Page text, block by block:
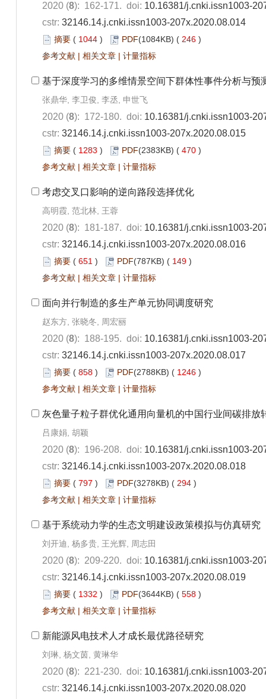
2020 (8): 162-171. doi: 10.16381/j.cnki.issn1003-
cstr: 32146.14.j.cnki.issn1003-207x.2020.08.014
摘要 ( 1044 ) PDF(1084KB) ( 246 )
参考文献 | 相关文章 | 计量指标
基于深度学习的多维情景空间下群体性事件分析与预
张鼎华, 李卫俊, 李丞, 申世飞
2020 (8): 172-180. doi: 10.16381/j.cnki.issn1003-
cstr: 32146.14.j.cnki.issn1003-207x.2020.08.015
摘要 ( 1283 ) PDF(2383KB) ( 470 )
参考文献 | 相关文章 | 计量指标
考虑交叉口影响的逆向路段选择优化
高明霞, 范北林, 王蓉
2020 (8): 181-187. doi: 10.16381/j.cnki.issn1003-
cstr: 32146.14.j.cnki.issn1003-207x.2020.08.016
摘要 ( 651 ) PDF(787KB) ( 149 )
参考文献 | 相关文章 | 计量指标
面向并行制造的多生产单元协同调度研究
赵东方, 张晓冬, 周宏丽
2020 (8): 188-195. doi: 10.16381/j.cnki.issn1003-
cstr: 32146.14.j.cnki.issn1003-207x.2020.08.017
摘要 ( 858 ) PDF(2788KB) ( 1246 )
参考文献 | 相关文章 | 计量指标
灰色量子粒子群优化通用向量机的中国行业间碳排放
吕康娟, 胡颖
2020 (8): 196-208. doi: 10.16381/j.cnki.issn1003-
cstr: 32146.14.j.cnki.issn1003-207x.2020.08.018
摘要 ( 797 ) PDF(3278KB) ( 294 )
参考文献 | 相关文章 | 计量指标
基于系统动力学的生态文明建设政策模拟与仿真研究
刘开迪, 杨多贵, 王光辉, 周志田
2020 (8): 209-220. doi: 10.16381/j.cnki.issn1003-
cstr: 32146.14.j.cnki.issn1003-207x.2020.08.019
摘要 ( 1332 ) PDF(3644KB) ( 558 )
参考文献 | 相关文章 | 计量指标
新能源风电技术人才成长最优路径研究
刘琳, 杨文茵, 黄琳华
2020 (8): 221-230. doi: 10.16381/j.cnki.issn1003-
cstr: 32146.14.j.cnki.issn1003-207x.2020.08.020